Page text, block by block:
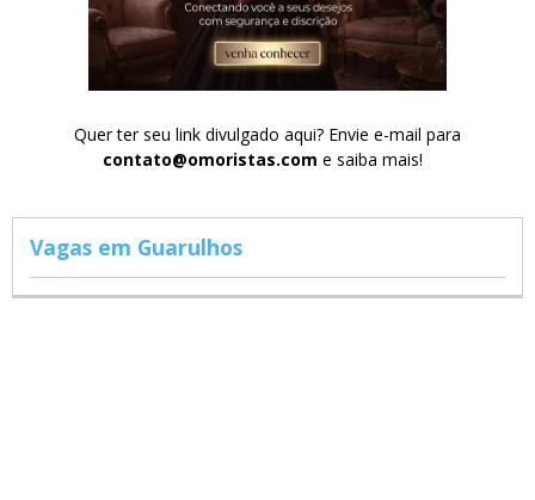
Quer ter seu link divulgado aqui? Envie e-mail para
contato@omoristas.com e saiba mais!
Vagas em Guarulhos